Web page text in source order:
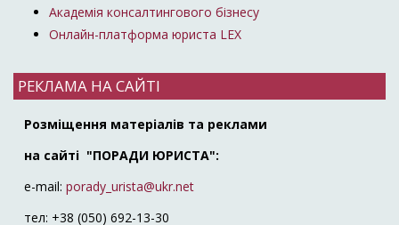
Академія консалтингового бізнесу
Онлайн-платформа юриста LEX
РЕКЛАМА НА САЙТІ
Розміщення матеріалів та реклами
на сайті "ПОРАДИ ЮРИСТА":
e-mail: porady_urista@ukr.net
тел: +38 (050) 692-13-30